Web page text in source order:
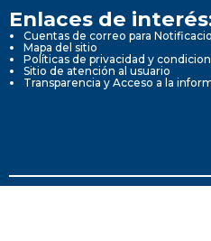
Enlaces de
Cuentas de correo para
Mapa del sitio
Políticas de privacidad y
Sitio de atención al usuario
Transparencia y Acceso a la